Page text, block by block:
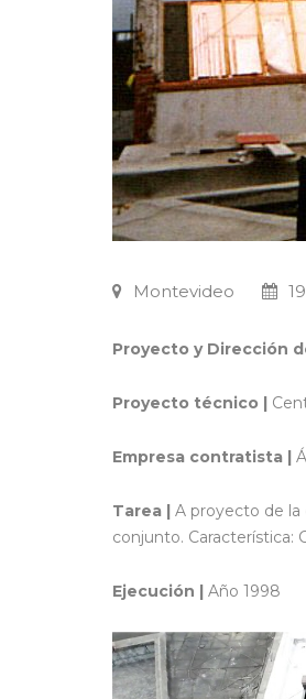
Montevideo
Proyecto y Dirección
Proyecto técnico |
Empresa contratista |
Tarea | A proyecto de la
conjunto. Característica:
Ejecución | Año 1998